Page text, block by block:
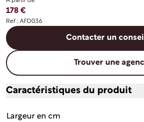
178 €
Ref : AFD036
Contacter un
Trouver une
Caractéristiques du produit
Largeur en cm